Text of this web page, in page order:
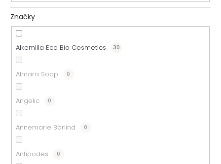
Značky
Alkemilla Eco Bio Cosmetics 30
Almara Soap 0
Angelic 0
Annemarie Börlind 0
Antipodes 0